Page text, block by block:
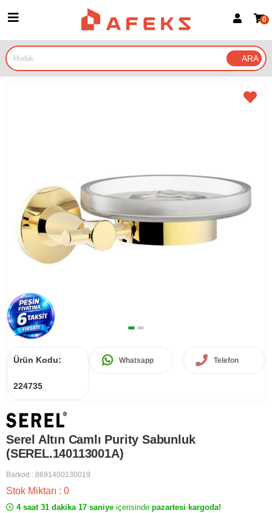
Google İle Bağlan
0
Ürün Kodu:
224735
Whatsapp Telefon
Serel Altın Camlı Purity Sabunluk
(SEREL.140113001A)
Barkod : 8691400130019
Stok Miktarı : 0
4 saat 31 dakika 17 saniye içerisinde pazartesi kargoda!